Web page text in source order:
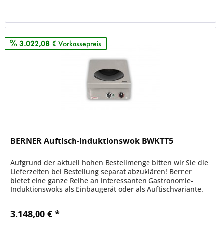
3.022,08 € Vorkassepreis
BERNER Auftisch-Induktionswok BWKTT5
Aufgrund der aktuell hohen Bestellmenge bitten wir Sie die
Lieferzeiten bei Bestellung separat abzuklären! Berner
bietet eine ganze Reihe an interessanten Gastronomie-
Induktionswoks als Einbaugerät oder als Auftischvariante.
3.148,00 € *